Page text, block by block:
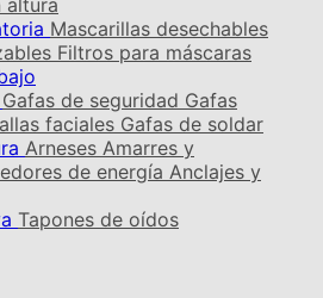
altura
Mascarillas desechables
Filtros para máscaras
Gafas de seguridad Gafas
faciales Gafas de soldar
Arneses Amarres y
de energía Anclajes y
Tapones de oídos